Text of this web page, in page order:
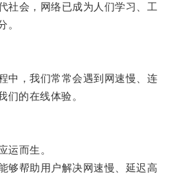
会，网络已成为人们学习、工
。
，我们常常会遇到网速慢、连
们的在线体验。
而生。
帮助用户解决网速慢、延迟高